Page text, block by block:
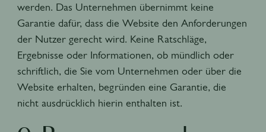
werden. Das Unternehmen übernimmt keine
Garantie dafür, dass die Website den Anforderungen
der Nutzer gerecht wird. Keine Ratschläge,
Ergebnisse oder Informationen, ob mündlich oder
schriftlich, die Sie vom Unternehmen oder über die
Website erhalten, begründen eine Garantie, die
nicht ausdrücklich hierin enthalten ist.